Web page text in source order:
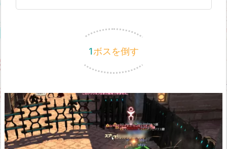
1ボスを倒す